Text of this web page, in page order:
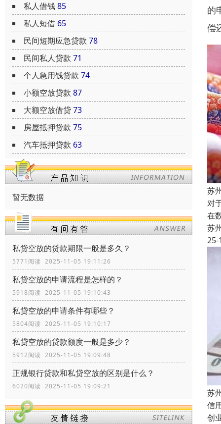
私人借钱85
私人短借 65
民间短期应急贷款 78
民间私人贷款 71
个人急用钱贷款 74
小额空放贷款 87
大额空放借贷73
房屋抵押贷款 75
汽车抵押贷款 63
暂无数据
私贷空放的贷款期限一般是多久？
5771阅读 2025-11-05 19:11:26
私贷空放的申请流程是怎样的？
5918阅读 2025-11-05 19:10:43
私贷空放的申请条件有哪些？
5804阅读 2025-11-05 19:10:17
私贷空放的贷款额度一般是多少？
5912阅读 2025-11-05 19:09:48
正规银行贷款和私贷空放的区别是什么？
6020阅读 2025-11-05 19:09:21
的
偿
苏
对
在
苏
25-
苏
信
创